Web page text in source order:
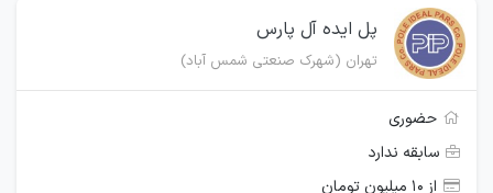
پل ایده آل پارس
تهران (شهرک صنعتی شمس آباد)
حضوری
سابقه ندارد
از ۱۰ میلیون تومان